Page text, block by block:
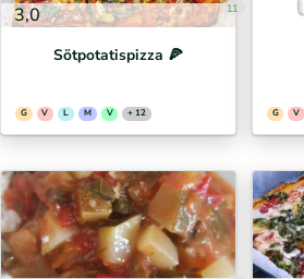
3,0 11
Sötpotatispizza 🍕⁣
G V L M V + 12 G V